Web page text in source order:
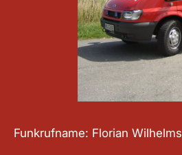
Funkrufname: Florian